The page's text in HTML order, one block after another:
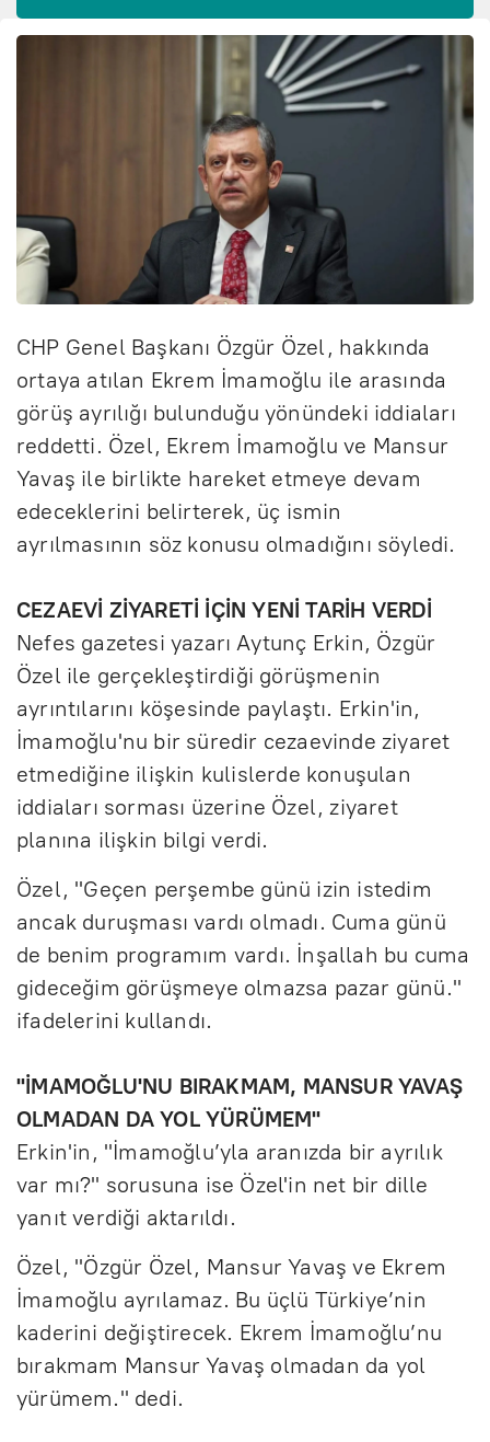
CHP Genel Başkanı Özgür Özel, hakkında
ortaya atılan Ekrem İmamoğlu ile arasında
görüş ayrılığı bulunduğu yönündeki iddiaları
reddetti. Özel, Ekrem İmamoğlu ve Mansur
Yavaş ile birlikte hareket etmeye devam
edeceklerini belirterek, üç ismin
ayrılmasının söz konusu olmadığını söyledi.
CEZAEVİ ZİYARETİ İÇİN YENİ TARİH VERDİ
Nefes gazetesi yazarı Aytunç Erkin, Özgür
Özel ile gerçekleştirdiği görüşmenin
ayrıntılarını köşesinde paylaştı. Erkin'in,
İmamoğlu'nu bir süredir cezaevinde ziyaret
etmediğine ilişkin kulislerde konuşulan
iddiaları sorması üzerine Özel, ziyaret
planına ilişkin bilgi verdi.
Özel, "Geçen perşembe günü izin istedim
ancak duruşması vardı olmadı. Cuma günü
de benim programım vardı. İnşallah bu cuma
gideceğim görüşmeye olmazsa pazar günü."
ifadelerini kullandı.
"İMAMOĞLU'NU BIRAKMAM, MANSUR YAVAŞ
OLMADAN DA YOL YÜRÜMEM"
Erkin'in, "İmamoğlu’yla aranızda bir ayrılık
var mı?" sorusuna ise Özel'in net bir dille
yanıt verdiği aktarıldı.
Özel, "Özgür Özel, Mansur Yavaş ve Ekrem
İmamoğlu ayrılamaz. Bu üçlü Türkiye’nin
kaderini değiştirecek. Ekrem İmamoğlu’nu
bırakmam Mansur Yavaş olmadan da yol
yürümem." dedi.